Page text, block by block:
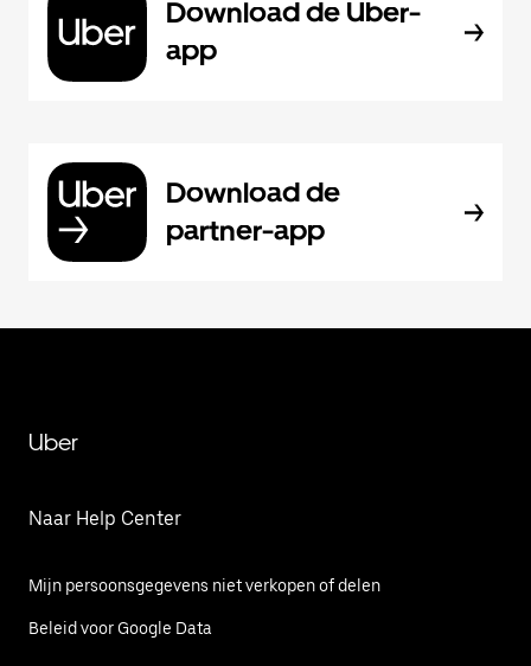
Download de Uber-
app
Download de
partner-app
Uber
Naar Help Center
Mijn persoonsgegevens niet verkopen of delen
Beleid voor Google Data